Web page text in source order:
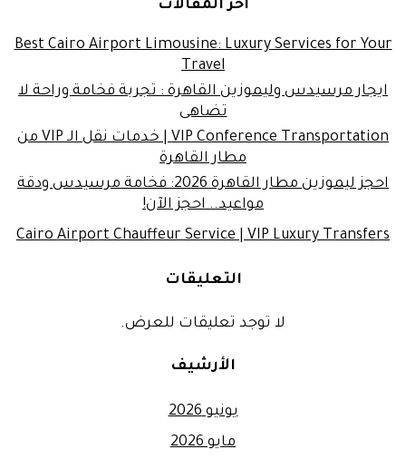
اخر المقالات
Best Cairo Airport Limousine: Luxury Services for Your
Travel
ايجار مرسيدس وليموزين القاهرة : تجربة فخامة وراحة لا
تضاهى
VIP Conference Transportation | خدمات نقل الـ VIP من
مطار القاهرة
احجز ليموزين مطار القاهرة 2026: فخامة مرسيدس ودقة
مواعيد.. احجز الآن!
Cairo Airport Chauffeur Service | VIP Luxury Transfers
التعليقات
لا توجد تعليقات للعرض.
الأرشيف
يونيو 2026
مايو 2026